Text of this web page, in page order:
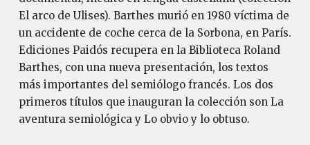
El arco de Ulises). Barthes murió en 1980 víctima de
un accidente de coche cerca de la Sorbona, en París.
Ediciones Paidós recupera en la Biblioteca Roland
Barthes, con una nueva presentación, los textos
más importantes del semiólogo francés. Los dos
primeros títulos que inauguran la colección son La
aventura semiológica y Lo obvio y lo obtuso.